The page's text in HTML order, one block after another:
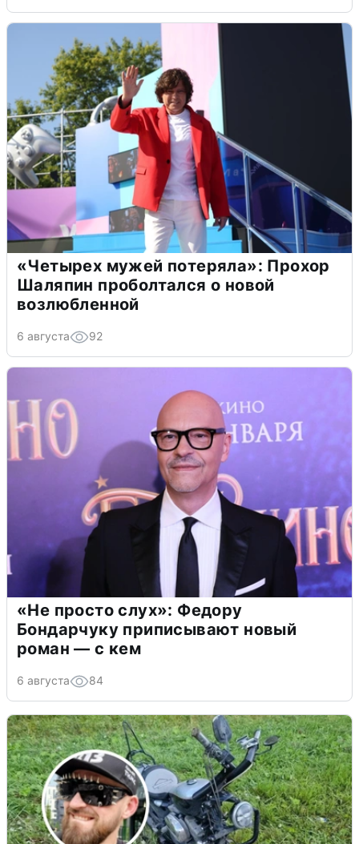
«Четырех мужей потеряла»: Прохор
Шаляпин проболтался о новой
возлюбленной
6 августа 92
«Не просто слух»: Федору
Бондарчуку приписывают новый
роман — с кем
6 августа 84